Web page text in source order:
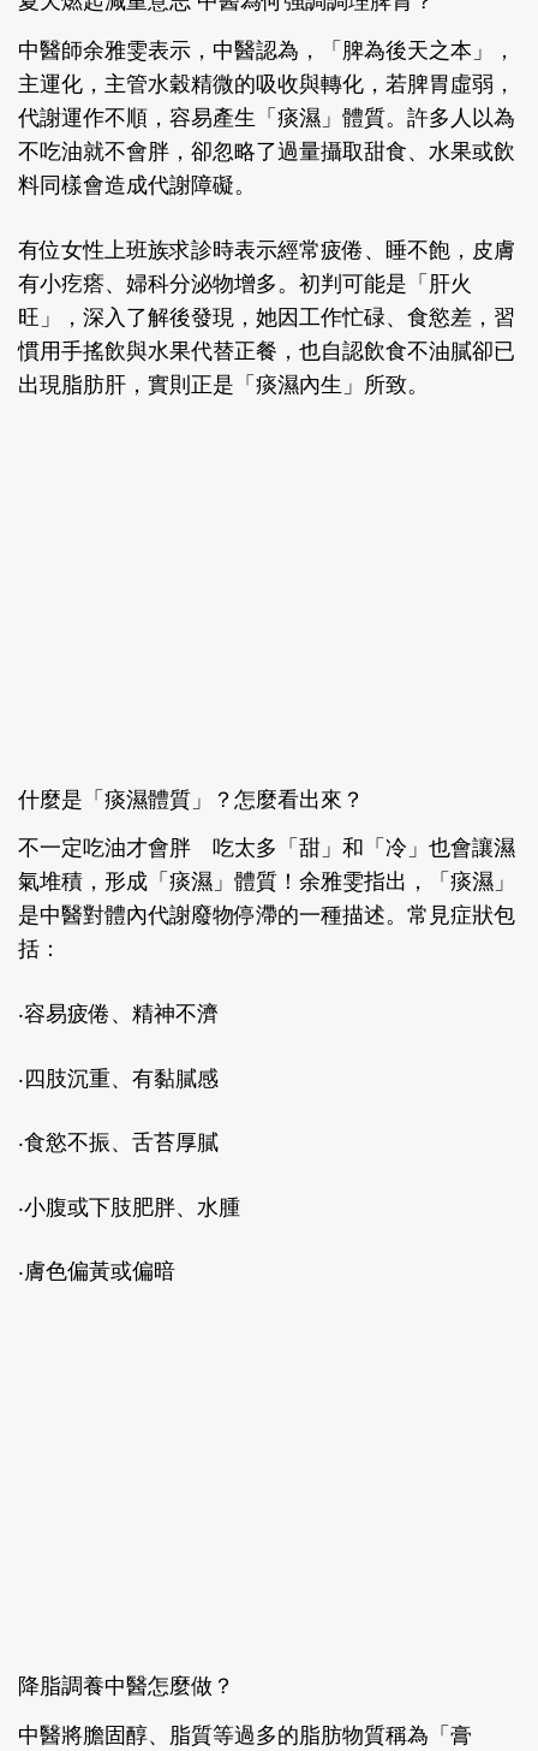
中醫師余雅雯表示，中醫認為，「脾為後天之本」，
主運化，主管水穀精微的吸收與轉化，若脾胃虛弱，
代謝運作不順，容易產生「痰濕」體質。許多人以為
不吃油就不會胖，卻忽略了過量攝取甜食、水果或飲
料同樣會造成代謝障礙。
有位女性上班族求診時表示經常疲倦、睡不飽，皮膚
有小疙瘩、婦科分泌物增多。初判可能是「肝火
旺」，深入了解後發現，她因工作忙碌、食慾差，習
慣用手搖飲與水果代替正餐，也自認飲食不油膩卻已
出現脂肪肝，實則正是「痰濕內生」所致。
什麼是「痰濕體質」？怎麼看出來？
不一定吃油才會胖 吃太多「甜」和「冷」也會讓濕
氣堆積，形成「痰濕」體質！余雅雯指出，「痰濕」
是中醫對體內代謝廢物停滯的一種描述。常見症狀包
括：
‧容易疲倦、精神不濟
‧四肢沉重、有黏膩感
‧食慾不振、舌苔厚膩
‧小腹或下肢肥胖、水腫
‧膚色偏黃或偏暗
降脂調養中醫怎麼做？
中醫將膽固醇、脂質等過多的脂肪物質稱為「膏